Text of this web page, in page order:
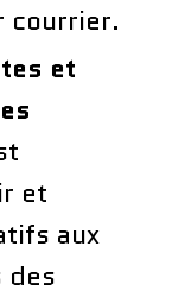
courrier.
et
et
aux
des